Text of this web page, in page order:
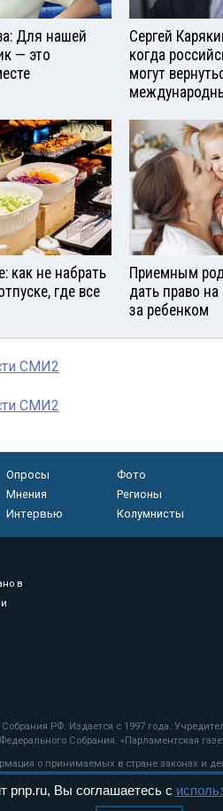
Для нашей
— это
Сергей
когда
могут
как не набрать
где все
Приемным
дать право на
за ребенком
СМИ2
СМИ2
Опросы
Фото
Мнения
Регионы
Интервью Колумнисты
в
РФ. Издается с 1997 года.
Собрания. «Парламентская
о принимаемых в стране законах и
pnp.ru, Вы соглашаетесь с